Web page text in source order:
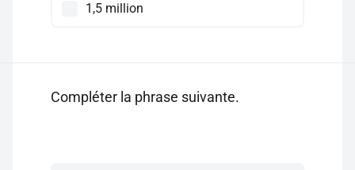
1,5 million
Compléter la phrase suivante.